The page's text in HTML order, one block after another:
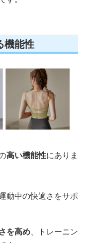
機能性
高い機能性にありま
動中の快適さをサポ
を高め、トレーニン